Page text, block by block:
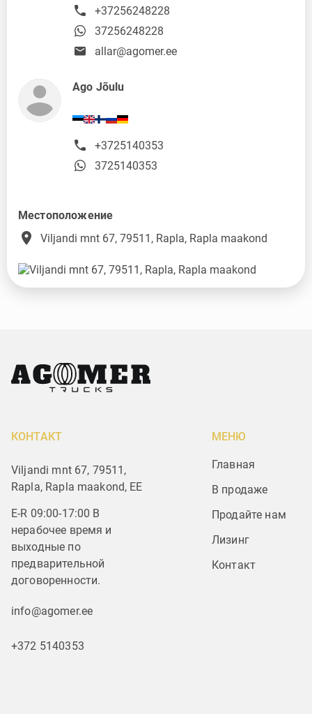
+37256248228
37256248228
allar@agomer.ee
Ago Jõulu
+3725140353
3725140353
Местоположение
place Viljandi mnt 67, 79511, Rapla, Rapla maakond
КОНТАКТ
Viljandi mnt 67, 79511,
Rapla, Rapla maakond, EE
E-R 09:00-17:00 В
нерабочее время и
выходные по
предварительной
договоренности.
info@agomer.ee
+372 5140353
МЕНЮ
Главная
В продаже
Продайте нам
Лизинг
Контакт